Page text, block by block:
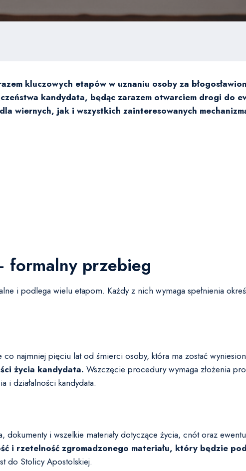
kluczowych etapów w uznaniu osoby za
kandydata, będąc zarazem otwarciem drogi do
wiernych, jak i wszystkich zainteresowanych
formalny przebieg
i podlega wielu etapom. Każdy z nich wymaga spełnienia
najmniej pięciu lat od śmierci osoby, która ma zostać
życia kandydata. Wszczęcie procedury wymaga złożenia
i działalności kandydata.
i wszelkie materiały dotyczące życia, cnót oraz
i rzetelność zgromadzonego materiału, który będzie
do Stolicy Apostolskiej.